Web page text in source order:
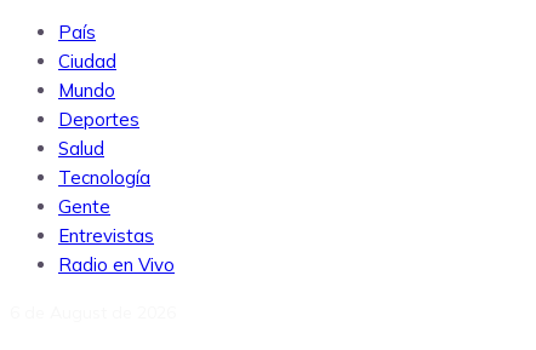
País
Ciudad
Mundo
Deportes
Salud
Tecnología
Gente
Entrevistas
Radio en Vivo